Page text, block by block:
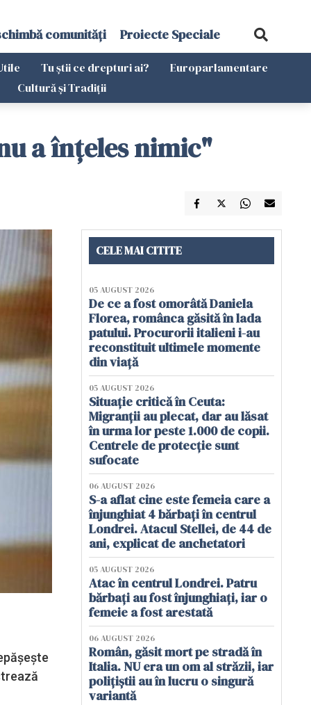
comunități Proiecte Speciale
Tu știi ce drepturi ai?
Europarlamentare
Cultură și Tradiții
a înțeles nimic"
CELE MAI CITITE
05 AUGUST 2026
De ce a fost omorâtă Daniela
Florea, românca găsită în lada
patului. Procurorii italieni i-au
reconstituit ultimele momente
din viață
05 AUGUST 2026
Situație critică în Ceuta:
Migranții au plecat, dar au lăsat
în urma lor peste 1.000 de copii.
Centrele de protecție sunt
sufocate
06 AUGUST 2026
S-a aflat cine este femeia care a
înjunghiat 4 bărbați în centrul
Londrei. Atacul Stellei, de 44 de
ani, explicat de anchetatori
05 AUGUST 2026
Atac în centrul Londrei. Patru
bărbați au fost înjunghiați, iar o
femeie a fost arestată
06 AUGUST 2026
Român, găsit mort pe stradă în
Italia. NU era un om al străzii, iar
polițiștii au în lucru o singură
variantă